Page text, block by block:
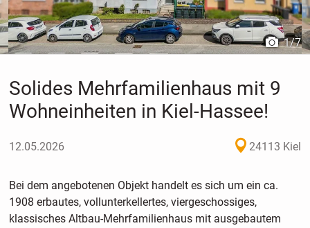
1/7
Solides Mehrfamilienhaus mit 9
Wohneinheiten in Kiel-Hassee!
12.05.2026 24113 Kiel
Bei dem angebotenen Objekt handelt es sich um ein ca.
1908 erbautes, vollunterkellertes, viergeschossiges,
klassisches Altbau-Mehrfamilienhaus mit ausgebautem